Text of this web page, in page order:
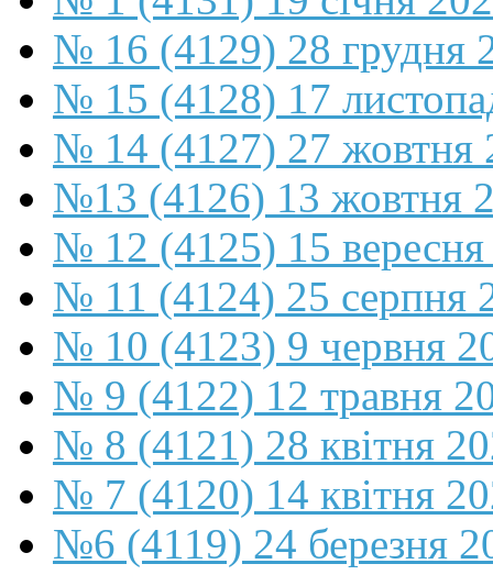
№ 16 (4129) 28 грудня
№ 15 (4128) 17
№ 14 (4127) 27 жовтня
№13 (4126) 13 жовтня
№ 12 (4125) 15
№ 11 (4124) 25 серпня
№ 10 (4123) 9 червня
№ 9 (4122) 12 травня
№ 8 (4121) 28 квітня
№ 7 (4120) 14 квітня
№6 (4119) 24 березня